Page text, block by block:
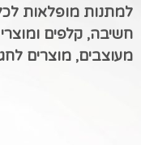
למתנות מופלאות
חשיבה, קלפים
מעוצבים, מוצרים